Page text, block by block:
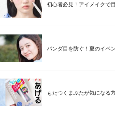
初心者必見！アイメイクで
パンダ目を防ぐ！夏のイベ
もたつくまぶたが気になる